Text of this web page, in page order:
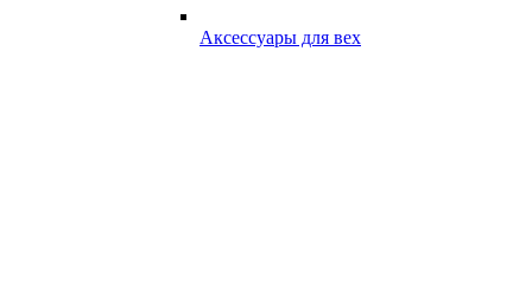
Аксессуары для вех